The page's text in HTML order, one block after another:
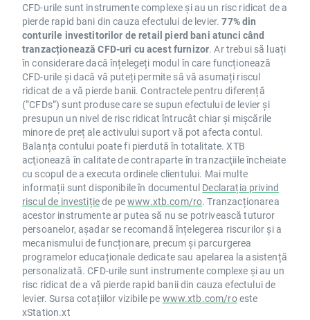
CFD-urile sunt instrumente complexe și au un risc ridicat de a
pierde rapid bani din cauza efectului de levier.77% din
conturile investitorilor de retail pierd bani atunci când
tranzacționează CFD-uri cu acest furnizor. Ar trebui să luați
în considerare dacă înțelegeți modul în care funcționează
CFD-urile și dacă vă puteți permite să vă asumați riscul
ridicat de a vă pierde banii. Contractele pentru diferență
(”CFDs”) sunt produse care se supun efectului de levier și
presupun un nivel de risc ridicat întrucât chiar și mișcările
minore de preț ale activului suport vă pot afecta contul.
Balanța contului poate fi pierdută în totalitate. XTB
acţionează în calitate de contraparte în tranzacţiile încheiate
cu scopul de a executa ordinele clientului. Mai multe
informații sunt disponibile în documentul Declarația privind
riscul de investițiede pewww.xtb.com/ro. Tranzacționarea
acestor instrumente ar putea să nu se potrivească tuturor
persoanelor, așadar se recomandă înțelegerea riscurilor și a
mecanismului de funcționare, precum și parcurgerea
programelor educaționale dedicate sau apelarea la asistență
personalizată. CFD-urile sunt instrumente complexe și au un
risc ridicat de a vă pierde rapid banii din cauza efectului de
levier. Sursa cotațiilor vizibile pe www.xtb.com/roeste
xStation.xt